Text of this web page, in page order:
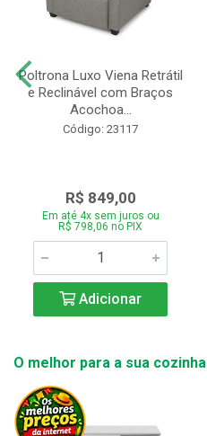
Poltrona Luxo Viena Retrátil
e Reclinável com Braços
Acochoa...
Código: 23117
R$ 849,00
Em até 4x sem juros ou
R$ 798,06 no PIX
Adicionar
O melhor para a sua cozinha